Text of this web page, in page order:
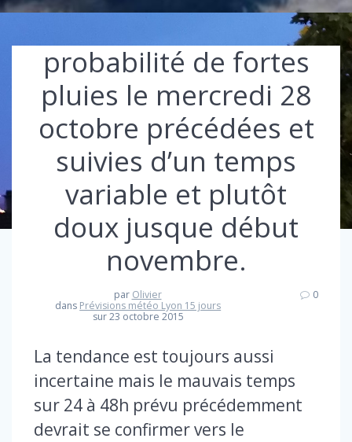
probabilité de fortes
pluies le mercredi 28
octobre précédées et
suivies d’un temps
variable et plutôt
doux jusque début
novembre.
par Olivier
dans Prévisions météo Lyon 15 jours
sur 23 octobre 2015
0
La tendance est toujours aussi
incertaine mais le mauvais temps
sur 24 à 48h prévu précédemment
devrait se confirmer vers le